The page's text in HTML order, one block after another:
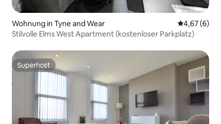
Wohnung in Tyne and Wear
4,67 (6)
Stilvolle Elms West Apartment (kostenloser Parkplatz)
Superhost
Superhost